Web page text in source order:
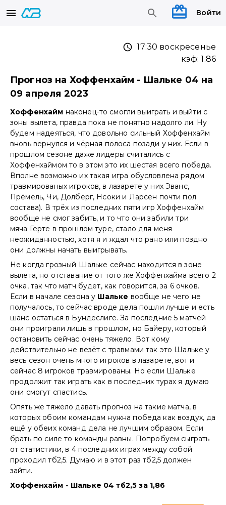
Войти
17:30 воскресенье
кэф:1.86
Прогноз на Хоффенхайм - Шальке 04 на
09 апреля 2023
Хоффенхайм наконец-то смогли выиграть и выйти с
зоны вылета, правда пока не понятно надолго ли. Ну
будем надеяться, что довольно сильный Хоффенхайм
вновь вернулся и чёрная полоса позади у них. Если в
прошлом сезоне даже лидеры считались с
Хоффенхаймом то в этом это их шестая всего победа.
Вполне возможно их такая игра обусловлена рядом
травмированых игроков, в лазарете у них Эванс,
Прёмель, Чи, Долберг, Нсоки и Ларсен почти пол
состава). В трёх из последних пяти игр Хоффенхайм
вообще не смог забить, и то что они забили три
мяча Герте в прошлом туре, стало для меня
неожиданностью, хотя я и ждал что рано или поздно
они должны начать выигрывать.
Не когда грозный Шальке сейчас находится в зоне
вылета, но отставание от того же Хоффенхайма всего 2
очка, так что матч будет, как говорится, за 6 очков.
Если в начале сезона у Шальке вообще не чего не
получалось, то сейчас вроде дела пошли лучше и есть
шанс остаться в Бундеслиге. За последние 5 матчей
они проиграли лишь в прошлом, но Байеру, который
остановить сейчас очень тяжело. Вот кому
действительно не везёт с травмами так это Шальке у
весь сезон очень много игроков в лазарете, вот и
сейчас 8 игроков травмированы. Но если Шальке
продолжит так играть как в последних турах я думаю
они смогут спастись.
Опять же тяжело давать прогноз на такие матча, в
которых обоим командам нужна победа как воздух, да
ещё у обеих команд дела не лучшим образом. Если
брать по силе то команды равны. Попробуем сыграть
от статистики, в 4 последних играх между собой
проходил тб2,5. Думаю и в этот раз тб2,5 должен
зайти.
Хоффенхайм - Шальке 04 тб2,5 за 1,86